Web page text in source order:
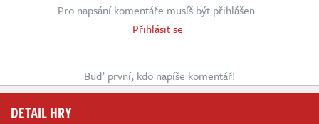
Pro napsání komentáře musíš být přihlášen.
Přihlásit se
Buď první, kdo napíše komentář!
DETAIL HRY